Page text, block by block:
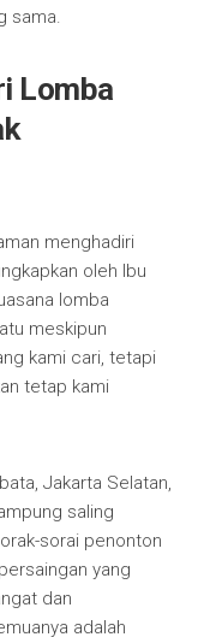
sama.
Lomba
menghadiri
oleh Ibu
lomba
meskipun
kami cari, tetapi
tetap kami
Jakarta Selatan,
saling
sorai penonton
yang
dan
adalah